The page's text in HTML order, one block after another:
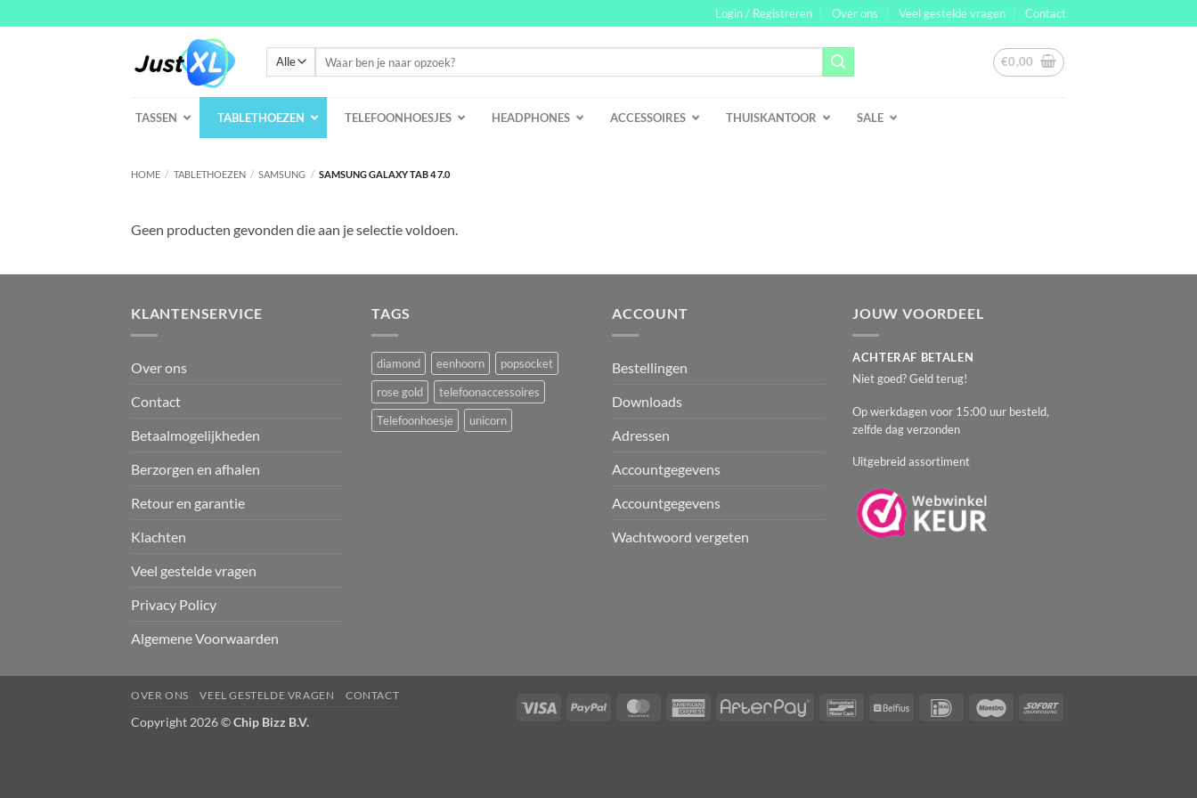
naar
Login / Registreren Over ons Veel gestelde vragen Contact
€0,00
TASSEN TABLETHOEZEN TELEFOONHOESJES HEADPHONES ACCESSOIRES THUISKANTOOR SALE
HOME / TABLETHOEZEN / SAMSUNG / SAMSUNG GALAXY TAB 4 7.0
Geen producten gevonden die aan je selectie voldoen.
KLANTENSERVICE
Over ons
Contact
Betaalmogelijkheden
Berzorgen en afhalen
Retour en garantie
Klachten
Veel gestelde vragen
Privacy Policy
Algemene Voorwaarden
TAGS
diamond eenhoorn
popsocket
rose gold
telefoonaccessoires
Telefoonhoesje
unicorn
ACCOUNT
Bestellingen
Downloads
Adressen
Accountgegevens
Accountgegevens
Wachtwoord vergeten
JOUW VOORDEEL
ACHTERAF BETALEN
Niet goed? Geld terug!
Op werkdagen voor 15:00 uur besteld,
zelfde dag verzonden
Uitgebreid assortiment
Visa PayPal MasterCardAmerican
AfterPay BancontactBelfius IDeal Maestro Sofort
OVER ONS VEEL GESTELDE VRAGEN CONTACT
Copyright 2026 ©Chip Bizz B.V.